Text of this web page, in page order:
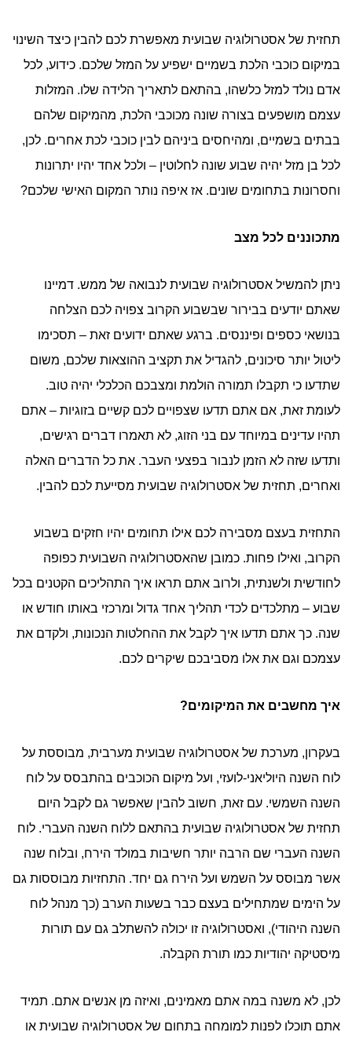
תחזית של אסטרולוגיה שבועית מאפשרת לכם להבין כיצד השינוי
במיקום כוכבי הלכת בשמיים ישפיע על המזל שלכם. כידוע, לכל
אדם נולד למזל כלשהו, בהתאם לתאריך הלידה שלו. המזלות
עצמם מושפעים בצורה שונה מכוכבי הלכת, מהמיקום שלהם
בבתים בשמיים, ומהיחסים ביניהם לבין כוכבי לכת אחרים. לכן,
לכל בן מזל יהיה שבוע שונה לחלוטין – ולכל אחד יהיו יתרונות
וחסרונות בתחומים שונים. אז איפה נותר המקום האישי שלכם?
מתכוננים לכל מצב
ניתן להמשיל אסטרולוגיה שבועית לנבואה של ממש. דמיינו
שאתם יודעים בבירור שבשבוע הקרוב צפויה לכם הצלחה
בנושאי כספים ופיננסים. ברגע שאתם ידועים זאת – תסכימו
ליטול יותר סיכונים, להגדיל את תקציב ההוצאות שלכם, משום
שתדעו כי תקבלו תמורה הולמת ומצבכם הכלכלי יהיה טוב.
לעומת זאת, אם אתם תדעו שצפויים לכם קשיים בזוגיות – אתם
תהיו עדינים במיוחד עם בני הזוג, לא תאמרו דברים רגישים,
ותדעו שזה לא הזמן לנבור בפצעי העבר. את כל הדברים האלה
ואחרים, תחזית של אסטרולוגיה שבועית מסייעת לכם להבין.
התחזית בעצם מסבירה לכם אילו תחומים יהיו חזקים בשבוע
הקרוב, ואילו פחות. כמובן שהאסטרולוגיה השבועית כפופה
לחודשית ולשנתית, ולרוב אתם תראו איך התהליכים הקטנים בכל
שבוע – מתלכדים לכדי תהליך אחד גדול ומרכזי באותו חודש או
שנה. כך אתם תדעו איך לקבל את ההחלטות הנכונות, ולקדם את
עצמכם וגם את אלו מסביבכם שיקרים לכם.
איך מחשבים את המיקומים?
בעקרון, מערכת של אסטרולוגיה שבועית מערבית, מבוססת על
לוח השנה היוליאני-לועזי, ועל מיקום הכוכבים בהתבסס על לוח
השנה השמשי. עם זאת, חשוב להבין שאפשר גם לקבל היום
תחזית של אסטרולוגיה שבועית בהתאם ללוח השנה העברי. לוח
השנה העברי שם הרבה יותר חשיבות במולד הירח, ובלוח שנה
אשר מבוסס על השמש ועל הירח גם יחד. התחזיות מבוססות גם
על הימים שמתחילים בעצם כבר בשעות הערב (כך מנהל לוח
השנה היהודי), ואסטרולוגיה זו יכולה להשתלב גם עם תורות
מיסטיקה יהודיות כמו תורת הקבלה.
לכן, לא משנה במה אתם מאמינים, ואיזה מן אנשים אתם. תמיד
אתם תוכלו לפנות למומחה בתחום של אסטרולוגיה שבועית או